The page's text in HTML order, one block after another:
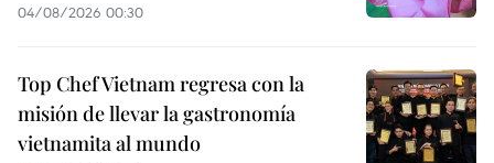
04/08/2026 00:30
Top Chef Vietnam regresa con la
misión de llevar la gastronomía
vietnamita al mundo